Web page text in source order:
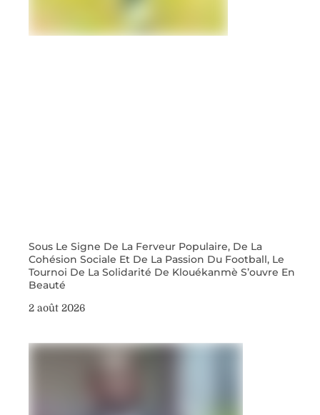
Sous Le Signe De La Ferveur Populaire, De La
Cohésion Sociale Et De La Passion Du Football, Le
Tournoi De La Solidarité De Klouékanmè S’ouvre En
Beauté
2 août 2026